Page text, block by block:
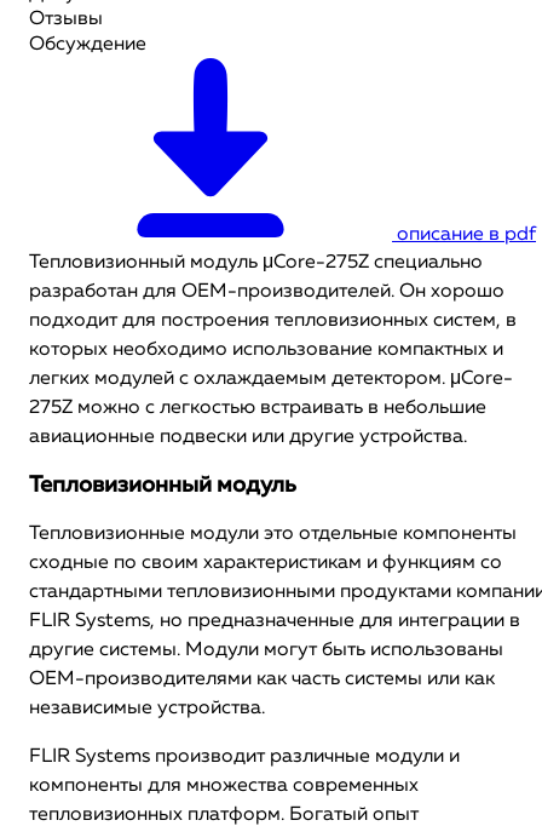
Отзывы
Обсуждение
описание в pdf
Тепловизионный модуль μCore-275Z специально
разработан для OЕМ-производителей. Он хорошо
подходит для построения тепловизионных систем, в
которых необходимо использование компактных и
легких модулей с охлаждаемым детектором. μCore-
275Z можно с легкостью встраивать в небольшие
авиационные подвески или другие устройства.
Тепловизионный модуль
Тепловизионные модули это отдельные компоненты
сходные по своим характеристикам и функциям со
стандартными тепловизионными продуктами
FLIR Systems, но предназначенные для интеграции в
другие системы. Модули могут быть использованы
ОЕМ-производителями как часть системы или как
независимые устройства.
FLIR Systems производит различные модули и
компоненты для множества современных
тепловизионных платформ. Богатый опыт